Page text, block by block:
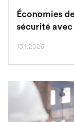
Économies
sécurité
13.1.2026